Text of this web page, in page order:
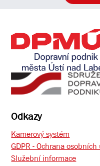
Odkazy
Kamerový systém
GDPR - Ochrana
Služební informace